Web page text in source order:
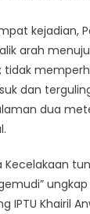
kejadian,
arah
tidak
dan
dua
Kecelakaan
IPTU Khairil